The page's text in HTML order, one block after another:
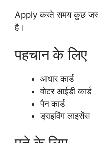
Apply करते समय कुछ
है।
पहचान के लिए
आधार कार्ड
वोटर आईडी कार्ड
पैन कार्ड
ड्राइविंग लाइसेंस